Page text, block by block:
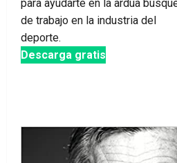
para ayudarte en la ardua
de trabajo en la industria del
deporte.
Descarga gratis